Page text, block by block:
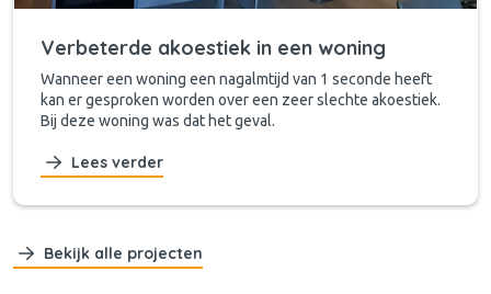
Verbeterde akoestiek in een woning
Wanneer een woning een nagalmtijd van 1 seconde heeft
kan er gesproken worden over een zeer slechte akoestiek.
Bij deze woning was dat het geval.
Lees verder
Bekijk alle projecten